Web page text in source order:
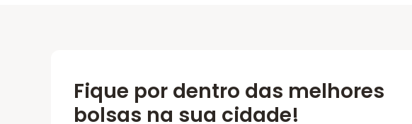
Fique por dentro das melhores
bolsas na sua cidade!